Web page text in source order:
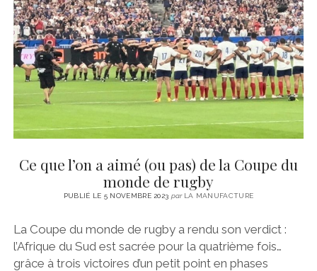
CINÉMA
LITTÉRATURE
ÉCONOMIE
SPORT
MÉDIAS
SANTÉ
instagram
emailemail-
form
Ce que l’on a aimé (ou pas) de la Coupe du
monde de rugby
PUBLIÉ LE 5 NOVEMBRE 2023 parLA MANUFACTURE
La Coupe du monde de rugby a rendu son verdict :
l’Afrique du Sud est sacrée pour la quatrième fois…
grâce à trois victoires d’un petit point en phases